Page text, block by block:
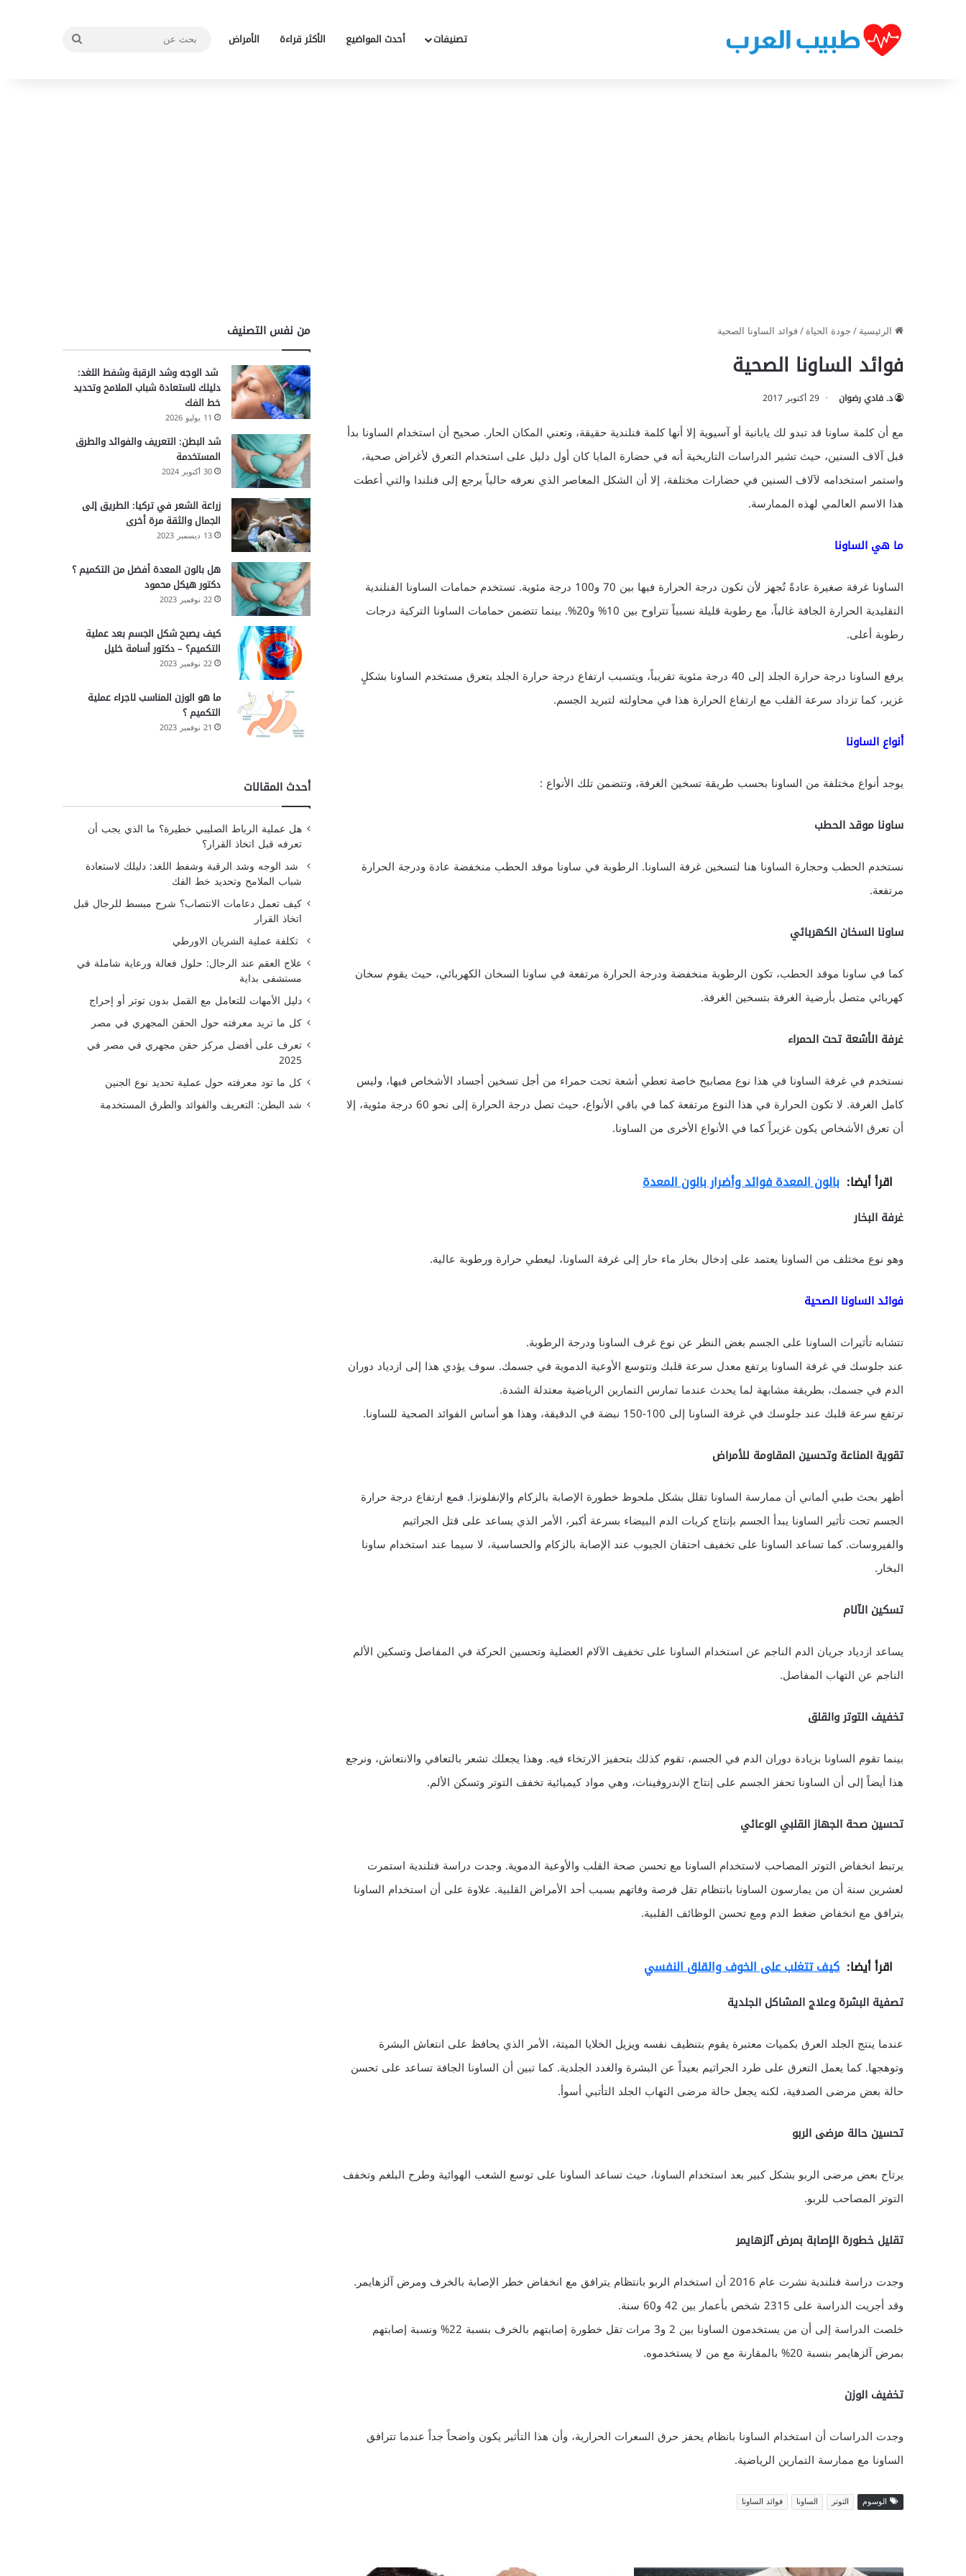
تصنيفات أحدث المواضيع الأكثر قراءة الأمراض
الرئيسية/جودة الحياة/فوائد الساونا الصحية
فوائد الساونا الصحية
د. فادي رضوان 29 أكتوبر 2017
مع أن كلمة ساونا قد تبدو لك يابانية أو آسيوية إلا أنها كلمة فنلندية حقيقة، وتعني المكان الحار. صحيح أن استخدام الساونا بدأ
قبل آلاف السنين، حيث تشير الدراسات التاريخية أنه في حضارة المايا كان أول دليل على استخدام التعرق لأغراض صحية،
واستمر استخدامه لآلاف السنين في حضارات مختلفة، إلا أن الشكل المعاصر الذي نعرفه حالياً يرجع إلى فنلندا والتي أعطت
هذا الاسم العالمي لهذه الممارسة.
ما هي الساونا
الساونا غرفة صغيرة عادةً تُجهز لأن تكون درجة الحرارة فيها بين 70 و100 درجة مئوية. تستخدم حمامات الساونا الفنلندية
التقليدية الحرارة الجافة غالباً، مع رطوبة قليلة نسبياً تتراوح بين 10% و20%. بينما تتضمن حمامات الساونا التركية درجات
رطوبة أعلى.
يرفع الساونا درجة حرارة الجلد إلى 40 درجة مئوية تقريباً، ويتسبب ارتفاع درجة حرارة الجلد بتعرق مستخدم الساونا بشكلٍ
غزير، كما تزداد سرعة القلب مع ارتفاع الحرارة هذا في محاولته لتبريد الجسم.
أنواع الساونا
يوجد أنواع مختلفة من الساونا بحسب طريقة تسخين الغرفة، وتتضمن تلك الأنواع :
ساونا موقد الحطب
نستخدم الحطب وحجارة الساونا هنا لتسخين غرفة الساونا. الرطوبة في ساونا موقد الحطب منخفضة عادة ودرجة الحرارة
مرتفعة.
ساونا السخان الكهربائي
كما في ساونا موقد الحطب، تكون الرطوبة منخفضة ودرجة الحرارة مرتفعة في ساونا السخان الكهربائي، حيث يقوم سخان
كهربائي متصل بأرضية الغرفة بتسخين الغرفة.
غرفة الأشعة تحت الحمراء
نستخدم في غرفة الساونا في هذا نوع مصابيح خاصة تعطي أشعة تحت حمراء من أجل تسخين أجساد الأشخاص فيها، وليس
كامل الغرفة. لا تكون الحرارة في هذا النوع مرتفعة كما في باقي الأنواع، حيث تصل درجة الحرارة إلى نحو 60 درجة مئوية، إلا
أن تعرق الأشخاص يكون غزيراً كما في الأنواع الأخرى من الساونا.
اقرأ أيضا: بالون المعدة فوائد وأضرار بالون المعدة
غرفة البخار
وهو نوع مختلف من الساونا يعتمد على إدخال بخار ماء حار إلى غرفة الساونا، ليعطي حرارة ورطوبة عالية.
فوائد الساونا الصحية
تتشابه تأثيرات الساونا على الجسم بغض النظر عن نوع غرف الساونا ودرجة الرطوبة.
عند جلوسك في غرفة الساونا يرتفع معدل سرعة قلبك وتتوسع الأوعية الدموية في جسمك. سوف يؤدي هذا إلى ازدياد دوران
الدم في جسمك، بطريقة مشابهة لما يحدث عندما تمارس التمارين الرياضية معتدلة الشدة.
ترتفع سرعة قلبك عند جلوسك في غرفة الساونا إلى 100-150 نبضة في الدقيقة، وهذا هو أساس الفوائد الصحية للساونا.
تقوية المناعة وتحسين المقاومة للأمراض
أظهر بحث طبي ألماني أن ممارسة الساونا تقلل بشكل ملحوظ خطورة الإصابة بالزكام والإنفلونزا. فمع ارتفاع درجة حرارة
الجسم تحت تأثير الساونا يبدأ الجسم بإنتاج كريات الدم البيضاء بسرعة أكبر، الأمر الذي يساعد على قتل الجراثيم
والفيروسات. كما تساعد الساونا على تخفيف احتقان الجيوب عند الإصابة بالزكام والحساسية، لا سيما عند استخدام ساونا
البخار.
تسكين الآلام
يساعد ازدياد جريان الدم الناجم عن استخدام الساونا على تخفيف الآلام العضلية وتحسين الحركة في المفاصل وتسكين الألم
الناجم عن التهاب المفاصل.
تخفيف التوتر والقلق
بينما تقوم الساونا بزيادة دوران الدم في الجسم، تقوم كذلك بتحفيز الارتخاء فيه. وهذا يجعلك تشعر بالتعافي والانتعاش، ونرجع
هذا أيضاً إلى أن الساونا تحفز الجسم على إنتاج الإندروفينات، وهي مواد كيميائية تخفف التوتر وتسكن الألم.
تحسين صحة الجهاز القلبي الوعائي
يرتبط انخفاض التوتر المصاحب لاستخدام الساونا مع تحسن صحة القلب والأوعية الدموية. وجدت دراسة فنلندية استمرت
لعشرين سنة أن من يمارسون الساونا بانتظام تقل فرصة وفاتهم بسبب أحد الأمراض القلبية. علاوة على أن استخدام الساونا
يترافق مع انخفاض ضغط الدم ومع تحسن الوظائف القلبية.
اقرأ أيضا: كيف تتغلب على الخوف والقلق النفسي
تصفية البشرة وعلاج المشاكل الجلدية
عندما ينتج الجلد العرق بكميات معتبرة يقوم بتنظيف نفسه ويزيل الخلايا الميتة، الأمر الذي يحافظ على انتعاش البشرة
وتوهجها. كما يعمل التعرق على طرد الجراثيم بعيداً عن البشرة والغدد الجلدية. كما تبين أن الساونا الجافة تساعد على تحسن
حالة بعض مرضى الصدفية، لكنه يجعل حالة مرضى التهاب الجلد التأتبي أسوأ.
تحسين حالة مرضى الربو
يرتاح بعض مرضى الربو بشكل كبير بعد استخدام الساونا، حيث تساعد الساونا على توسع الشعب الهوائية وطرح البلغم وتخفف
التوتر المصاحب للربو.
تقليل خطورة الإصابة بمرض آلزهايمر
وجدت دراسة فنلندية نشرت عام 2016 أن استخدام الربو بانتظام يترافق مع انخفاض خطر الإصابة بالخرف ومرض آلزهايمر.
وقد أجريت الدراسة على 2315 شخص بأعمار بين 42 و60 سنة.
خلصت الدراسة إلى أن من يستخدمون الساونا بين 2 و3 مرات تقل خطورة إصابتهم بالخرف بنسبة 22% ونسبة إصابتهم
بمرض آلزهايمر بنسبة 20% بالمقارنة مع من لا يستخدموه.
تخفيف الوزن
وجدت الدراسات أن استخدام الساونا بانظام يحفز حرق السعرات الحرارية، وأن هذا التأثير يكون واضحاً جداً عندما تترافق
الساونا مع ممارسة التمارين الرياضية.
الوسوم التوتر الساونا فوائد الساونا
من نفس التصنيف
شد الوجه وشد الرقبة وشفط اللغد:
دليلك لاستعادة شباب الملامح وتحديد
خط الفك
11 يوليو 2026
شد البطن: التعريف والفوائد والطرق
المستخدمة
30 أكتوبر 2024
زراعة الشعر في تركيا: الطريق إلى
الجمال والثقة مرة أخرى
13 ديسمبر 2023
هل بالون المعدة أفضل من التكميم ؟
دكتور هيكل محمود
22 نوفمبر 2023
كيف يصبح شكل الجسم بعد عملية
التكميم؟ – دكتور أسامة خليل
22 نوفمبر 2023
ما هو الوزن المناسب لاجراء عملية
التكميم ؟
21 نوفمبر 2023
أحدث المقالات
هل عملية الرباط الصليبي خطيرة؟ ما الذي يجب أن
تعرفه قبل اتخاذ القرار؟
شد الوجه وشد الرقبة وشفط اللغد: دليلك لاستعادة
شباب الملامح وتحديد خط الفك
كيف تعمل دعامات الانتصاب؟ شرح مبسط للرجال قبل
اتخاذ القرار
تكلفة عملية الشريان الاورطي
علاج العقم عند الرجال: حلول فعالة ورعاية شاملة في
مستشفى بداية
دليل الأمهات للتعامل مع القمل بدون توتر أو إحراج
كل ما تريد معرفته حول الحقن المجهري في مصر
تعرف على أفضل مركز حقن مجهري في مصر في
2025
كل ما تود معرفته حول عملية تحديد نوع الجنين
شد البطن: التعريف والفوائد والطرق المستخدمة